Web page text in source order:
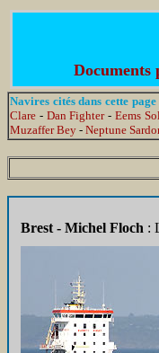
Documents
Navires cités dans cette page
Clare - Dan Fighter- Eems
Muzaffer Bey - Neptune
Brest - Michel Floch :